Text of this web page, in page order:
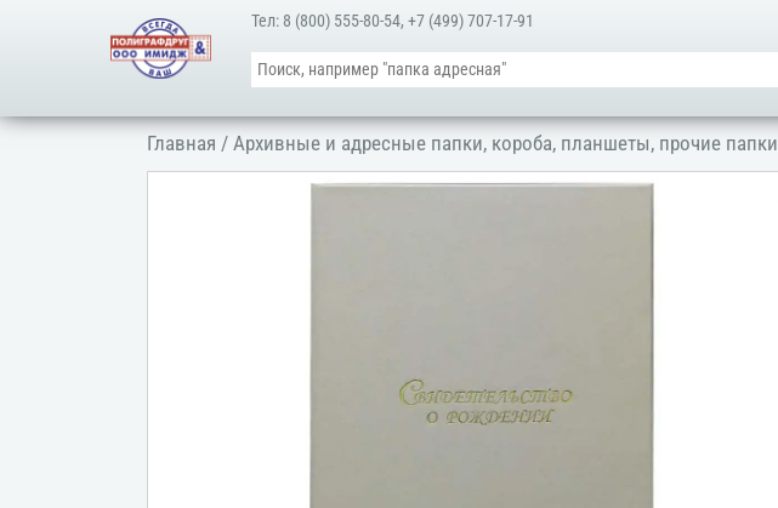
Тел: 8 (800) 555-80-54,+7 (499) 707-17-91
Главная /Архивные и адресные папки, короба, планшеты, прочие папки